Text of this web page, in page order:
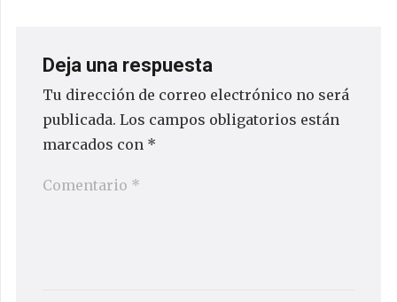
Deja una respuesta
Tu dirección de correo electrónico no será
publicada. Los campos obligatorios están
marcados con *